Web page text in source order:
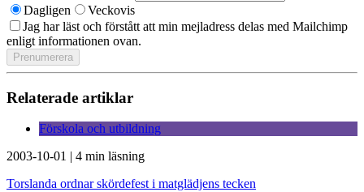
Dagligen
Veckovis
Jag har läst och förstått att min mejladress delas med Mailchimp
enligt informationen ovan.
Relaterade artiklar
Förskola och utbildning
2003-10-01 | 4 min läsning
Torslanda ordnar skördefest i matglädjens tecken